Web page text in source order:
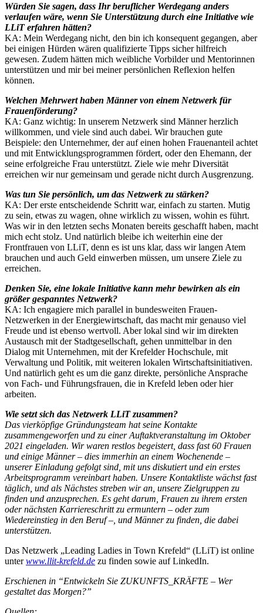
Würden Sie sagen, dass Ihr beruflicher Werdegang anders
verlaufen wäre, wenn Sie Unterstützung durch eine Initiative wie
LLiT erfahren hätten?
KA: Mein Werdegang nicht, den bin ich konsequent gegangen, aber
bei einigen Hürden wären qualifizierte Tipps sicher hilfreich
gewesen. Zudem hätten mich weibliche Vorbilder und Mentorinnen
unterstützen und mir bei meiner persönlichen Reflexion helfen
können.
Welchen Mehrwert haben Männer von einem Netzwerk für
Frauenförderung?
KA: Ganz wichtig: In unserem Netzwerk sind Männer herzlich
willkommen, und viele sind auch dabei. Wir brauchen gute
Beispiele: den Unternehmer, der auf einen hohen Frauenanteil achtet
und mit Entwicklungsprogrammen fördert, oder den Ehemann, der
seine erfolgreiche Frau unterstützt. Ziele wie mehr Diversität
erreichen wir nur gemeinsam und gerade nicht durch Ausgrenzung.
Was tun Sie persönlich, um das Netzwerk zu stärken?
KA: Der erste entscheidende Schritt war, einfach zu starten. Mutig
zu sein, etwas zu wagen, ohne wirklich zu wissen, wohin es führt.
Was wir in den letzten sechs Monaten bereits geschafft haben, macht
mich echt stolz. Und natürlich bleibe ich weiterhin eine der
Frontfrauen von LLiT, denn es ist uns klar, dass wir langen Atem
brauchen und auch Geld einwerben müssen, um unsere Ziele zu
erreichen.
Denken Sie, eine lokale Initiative kann mehr bewirken als ein
größer gespanntes Netzwerk?
KA: Ich engagiere mich parallel in bundesweiten Frauen-
Netzwerken in der Energiewirtschaft, das macht mir genauso viel
Freude und ist ebenso wertvoll. Aber lokal sind wir im direkten
Austausch mit der Stadtgesellschaft, gehen unmittelbar in den
Dialog mit Unternehmen, mit der Krefelder Hochschule, mit
Verwaltung und Politik, mit weiteren lokalen Wirtschaftsinitiativen.
Und natürlich geht es um die ganz direkte, persönliche Ansprache
von Fach- und Führungsfrauen, die in Krefeld leben oder hier
arbeiten.
Wie setzt sich das Netzwerk LLiT zusammen?
Das vierköpfige Gründungsteam hat seine Kontakte
zusammengeworfen und zu einer Auftaktveranstaltung im Oktober
2021 eingeladen. Wir waren restlos begeistert, dass fast 60 Frauen
und einige Männer – dies immerhin an einem Wochenende –
unserer Einladung gefolgt sind, mit uns diskutiert und ein erstes
Arbeitsprogramm vereinbart haben. Unsere Kontaktliste wächst fast
täglich, und als Nächstes streben wir an, unsere Zielgruppen zu
finden und anzusprechen. Es geht darum, Frauen zu ihrem ersten
oder nächsten Karriereschritt zu ermuntern – oder zum
Wiedereinstieg in den Beruf –, und Männer zu finden, die dabei
unterstützen.
Das Netzwerk „Leading Ladies in Town Krefeld“ (LLiT) ist online
unterwww.llit-krefeld.de zu finden sowie auf LinkedIn.
Erschienen in “Entwickeln Sie ZUKUNFTS_KRÄFTE – Wer
gestaltet das Morgen?”